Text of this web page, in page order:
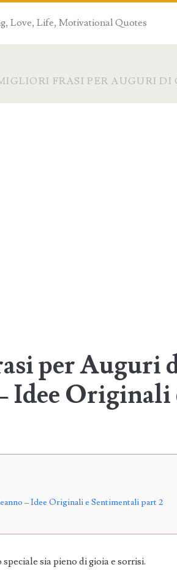
Love, Life, Motivational Quotes
FRASI PER AUGURI
per Auguri
Idee Originali
– Idee Originali e Sentimentali part 2
sia pieno di gioia e sorrisi.